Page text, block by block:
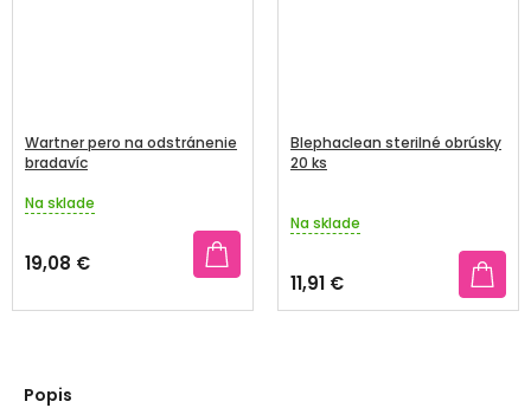
Wartner pero na odstránenie
bradavíc
Priemerné
produktu
je
z
Na sklade
19,08 €
Blephaclean sterilné obrúsky
20 ks
Na sklade
11,91 €
Popis